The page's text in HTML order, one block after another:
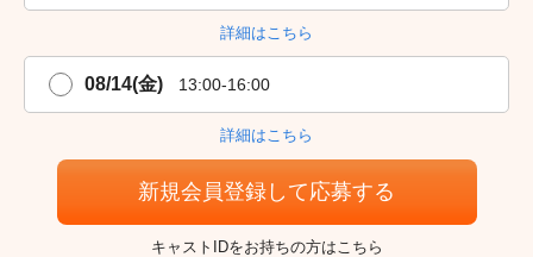
詳細はこちら
08/14(金) 13:00-16:00
詳細はこちら
新規会員登録して応募する
キャストIDをお持ちの方はこちら